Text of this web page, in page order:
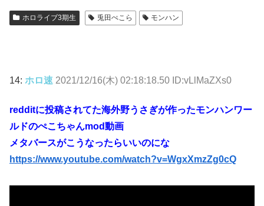
ホロライブ3期生 兎田ぺこら モンハン
14: ホロ速 2021/12/16(木) 02:18:18.50 ID:vLlMaZXs0
redditに投稿されてた海外野うさぎが作ったモンハンワー
ルドのぺこちゃんmod動画
メタバースがこうなったらいいのにな
https://www.youtube.com/watch?v=WgxXmzZg0cQ